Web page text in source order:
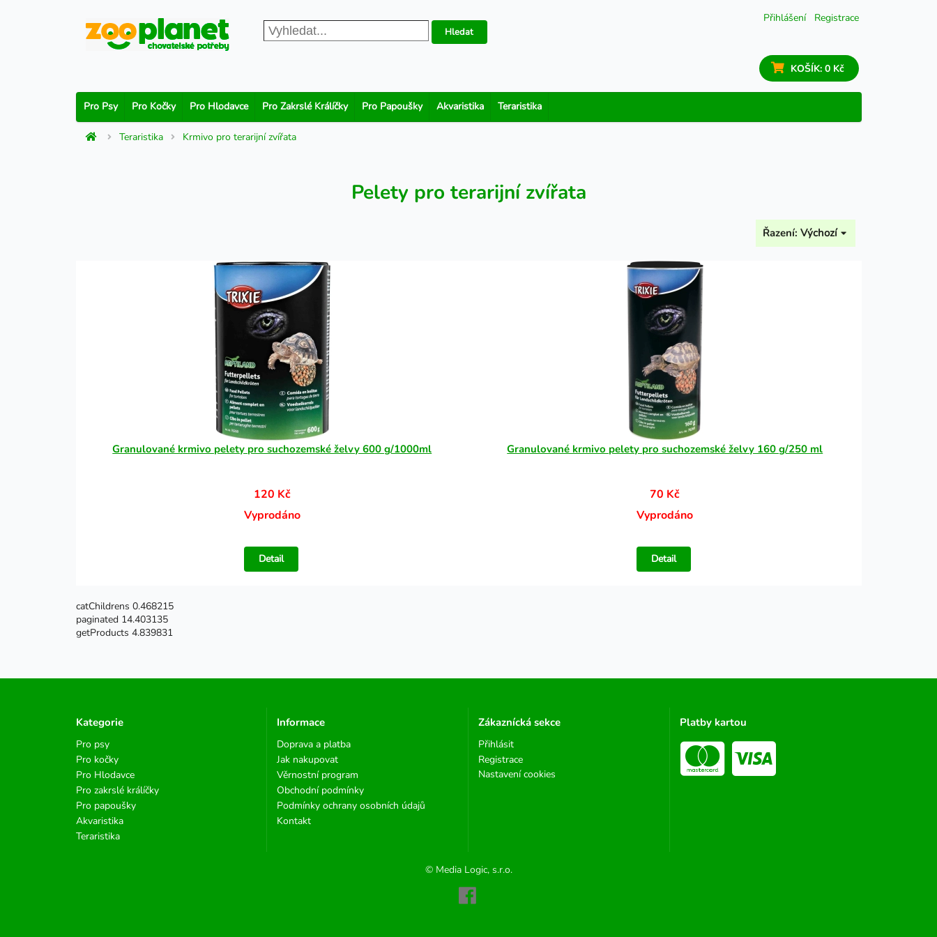
Přihlášení Registrace
Hledat
KOŠÍK: 0 Kč
Pro Psy Pro Kočky Pro Hlodavce Pro Zakrslé Králíčky Pro Papoušky Akvaristika Teraristika
Teraristika Krmivo pro terarijní zvířata
Pelety pro terarijní zvířata
Řazení: Výchozí
Granulované krmivo pelety pro suchozemské želvy 600 g/1000ml
120 Kč
Vyprodáno
Detail
Granulované krmivo pelety pro suchozemské želvy 160 g/250 ml
70 Kč
Vyprodáno
Detail
catChildrens 0.468215
paginated 14.403135
getProducts 4.839831
Kategorie
Pro psy
Pro kočky
Pro Hlodavce
Pro zakrslé králíčky
Pro papoušky
Akvaristika
Teraristika
Informace
Doprava a platba
Jak nakupovat
Věrnostní program
Obchodní podmínky
Podmínky ochrany osobních údajů
Kontakt
Zákaznícká sekce
Přihlásit
Registrace
Nastavení cookies
Platby kartou
© Media Logic, s.r.o.